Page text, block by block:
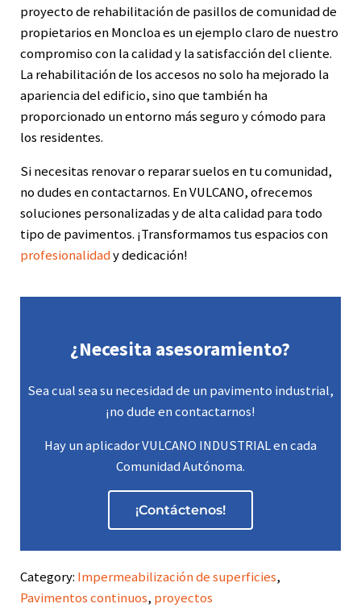
proyecto de rehabilitación de pasillos de comunidad de
propietarios en Moncloa es un ejemplo claro de nuestro
compromiso con la calidad y la satisfacción del cliente.
La rehabilitación de los accesos no solo ha mejorado la
apariencia del edificio, sino que también ha
proporcionado un entorno más seguro y cómodo para
los residentes.
Si necesitas renovar o reparar suelos en tu comunidad,
no dudes en contactarnos. En VULCANO, ofrecemos
soluciones personalizadas y de alta calidad para todo
tipo de pavimentos. ¡Transformamos tus espacios con
profesionalidady dedicación!
¿Necesita asesoramiento?
Sea cual sea su necesidad de un pavimento industrial,
¡no dude en contactarnos!
Hay un aplicador VULCANO INDUSTRIAL en cada
Comunidad Autónoma.
¡Contáctenos!
Category: Impermeabilización de superficies,
Pavimentos continuos, proyectos